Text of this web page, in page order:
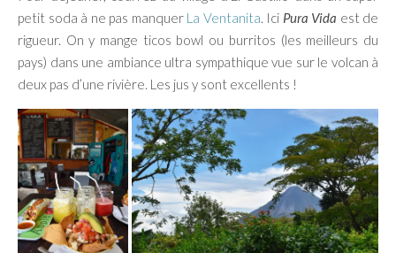
petit soda à ne pas manquer La Ventanita. Ici Pura Vida est de
rigueur. On y mange ticos bowl ou burritos (les meilleurs du
pays) dans une ambiance ultra sympathique vue sur le volcan à
deux pas d’une rivière. Les jus y sont excellents !